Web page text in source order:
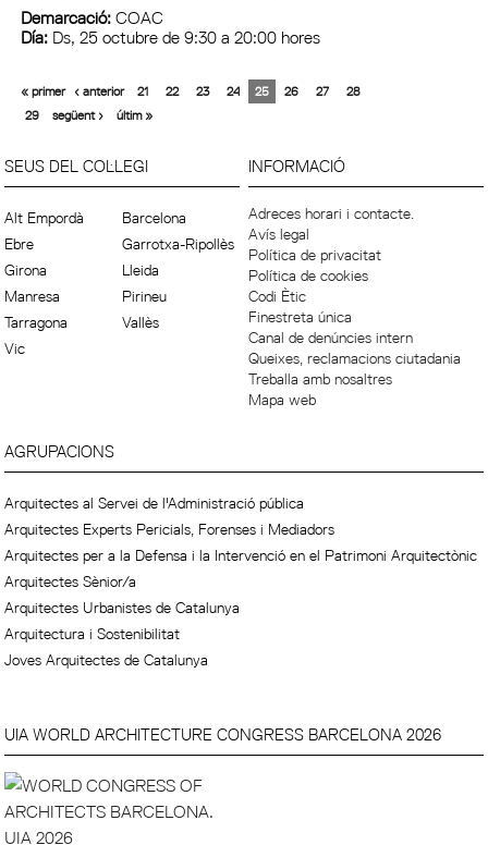
Demarcació:COAC
Día: Ds, 25 octubre de 9:30 a 20:00 hores
« primer ‹ anterior 21 22 23 24 25 26 27
28
29
següent › últim »
SEUS DEL COL·LEGI
Alt Empordà
Barcelona
Ebre
Garrotxa-Ripollès
Girona
Lleida
Manresa
Pirineu
Tarragona
Vallès
Vic
INFORMACIÓ
Adreces horari i contacte.
Avís legal
Política de privacitat
Política de cookies
Codi Ètic
Finestreta única
Canal de denúncies intern
Queixes, reclamacions ciutadania
Treballa amb nosaltres
Mapa web
AGRUPACIONS
Arquitectes al Servei de l'Administració pública
Arquitectes Experts Pericials, Forenses i Mediadors
Arquitectes per a la Defensa i la Intervenció en el Patrimoni Arquitectònic
Arquitectes Sènior/a
Arquitectes Urbanistes de Catalunya
Arquitectura i Sostenibilitat
Joves Arquitectes de Catalunya
UIA WORLD ARCHITECTURE CONGRESS BARCELONA 2026